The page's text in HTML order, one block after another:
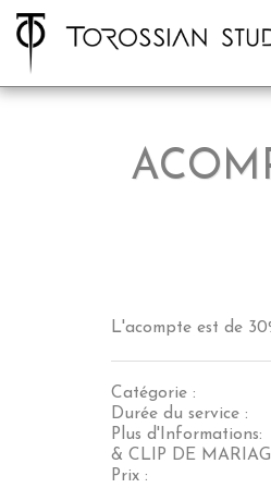
L'acompte est de
Catégorie :
Durée du service :
Plus d'Informations:
& CLIP DE
Prix :